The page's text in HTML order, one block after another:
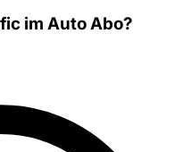
im Auto Abo?